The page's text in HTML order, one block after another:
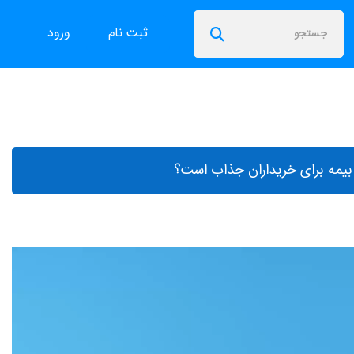
ورود ثبت نام
برای خریداران جذاب است؟